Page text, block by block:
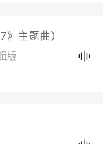
》主题曲）
版